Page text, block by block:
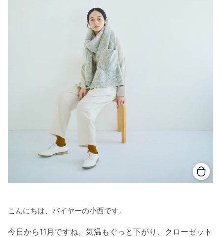
こんにちは、バイヤーの小西です。
今日から11月ですね。気温もぐっと下がり、クローゼット